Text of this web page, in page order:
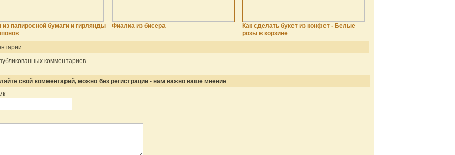
папиросной бумаги и гирлянды
Фиалка из бисера
Как сделать букет из конфет - Белые
розы в корзине
комментариев.
свой комментарий, можно без регистрации - нам важно ваше мнение: